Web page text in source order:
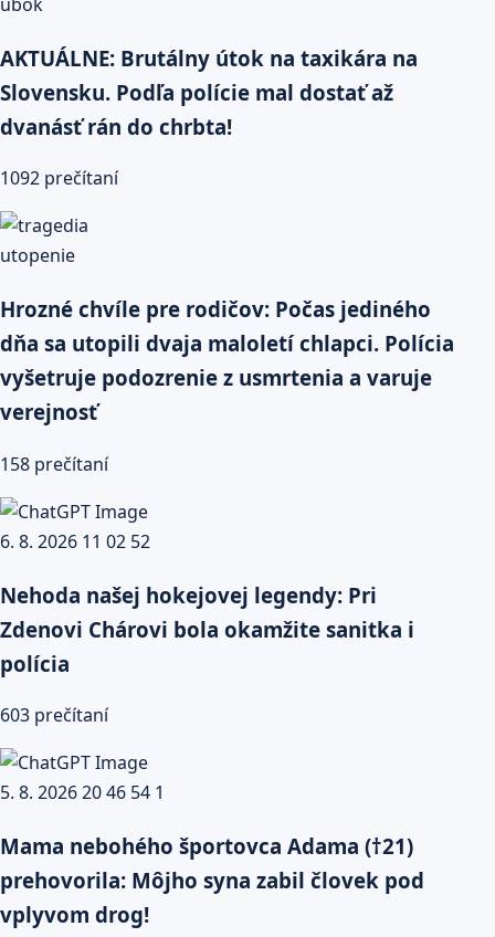
AKTUÁLNE: Brutálny útok na taxikára na
Slovensku. Podľa polície mal dostať až
dvanásť rán do chrbta!
1092 prečítaní
Hrozné chvíle pre rodičov: Počas jediného
dňa sa utopili dvaja maloletí chlapci. Polícia
vyšetruje podozrenie z usmrtenia a varuje
verejnosť
158 prečítaní
Nehoda našej hokejovej legendy: Pri
Zdenovi Chárovi bola okamžite sanitka i
polícia
603 prečítaní
Mama nebohého športovca Adama (†21)
prehovorila: Môjho syna zabil človek pod
vplyvom drog!